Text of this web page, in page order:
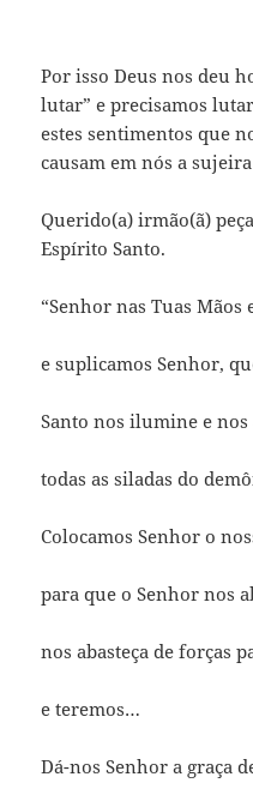
Por isso Deus nos deu
lutar” e precisamos
estes sentimentos que
causam em nós a
Querido(a) irmão(ã)
Espírito Santo.
“Senhor nas Tuas Mãos
e suplicamos Senhor,
Santo nos ilumine e
todas as siladas do
Colocamos Senhor o
para que o Senhor nos
nos abasteça de forças
e teremos…
Dá-nos Senhor a graça